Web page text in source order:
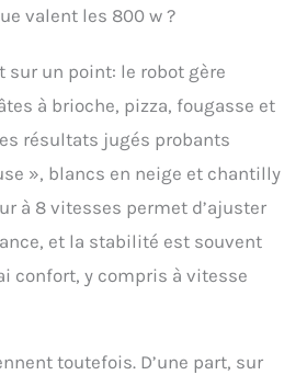
confiance et la
prolongée et fiable.
valent les 800 w ?
sur un point: le robot gère
à brioche, pizza, fougasse et
résultats jugés probants
», blancs en neige et chantilly
à 8 vitesses permet d’ajuster
et la stabilité est souvent
confort, y compris à vitesse
toutefois. D’une part, sur